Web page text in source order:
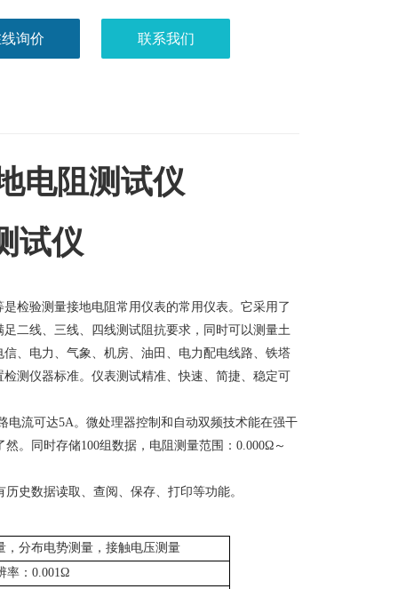
询价 联系我们
电阻测试仪
检验测量接地电阻常用仪表的常用仪表。它采用了
二线、三线、四线测试阻抗要求，同时可以测量土
、电力、气象、机房、油田、电力配电线路、铁塔
测仪器标准。仪表测试精准、快速、简捷、稳定可
电流可达5A。微处理器控制和自动双频技术能在强干
。同时存储100组数据，电阻测量范围：0.000Ω～
历 史数据读取、查阅、保存、打印等功能。
，分布电势测量，接触电压测量
率：0.001Ω